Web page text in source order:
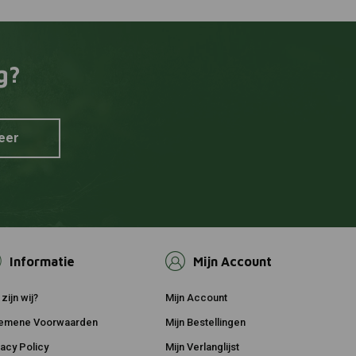
Informatie
zijn wij?
Voorwaarden
Policy
Mijn Account
Mijn Account
Mijn Bestellingen
Mijn Verlanglijst